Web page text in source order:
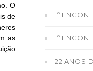
O
de
as
1º
1º
22 ANOS